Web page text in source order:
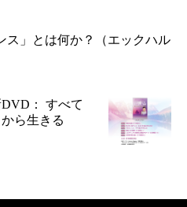
ス」とは何か？（エックハル
： すべて
ら生きる